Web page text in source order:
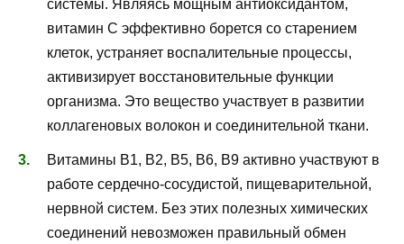
системы. Являясь мощным антиоксидантом,
витамин С эффективно борется со старением
клеток, устраняет воспалительные процессы,
активизирует восстановительные функции
организма. Это вещество участвует в развитии
коллагеновых волокон и соединительной ткани.
Витамины В1, В2, В5, В6, В9 активно участвуют в
работе сердечно-сосудистой, пищеварительной,
нервной систем. Без этих полезных химических
соединений невозможен правильный обмен